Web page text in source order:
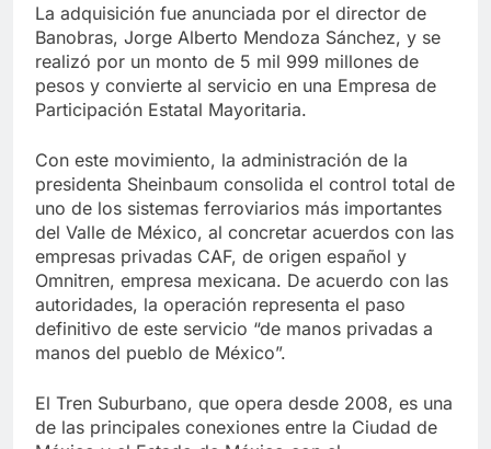
La adquisición fue anunciada por el director de
Banobras, Jorge Alberto Mendoza Sánchez, y se
realizó por un monto de 5 mil 999 millones de
pesos y convierte al servicio en una Empresa de
Participación Estatal Mayoritaria.
Con este movimiento, la administración de la
presidenta Sheinbaum consolida el control total de
uno de los sistemas ferroviarios más importantes
del Valle de México, al concretar acuerdos con las
empresas privadas CAF, de origen español y
Omnitren, empresa mexicana. De acuerdo con las
autoridades, la operación representa el paso
definitivo de este servicio “de manos privadas a
manos del pueblo de México”.
El Tren Suburbano, que opera desde 2008, es una
de las principales conexiones entre la Ciudad de